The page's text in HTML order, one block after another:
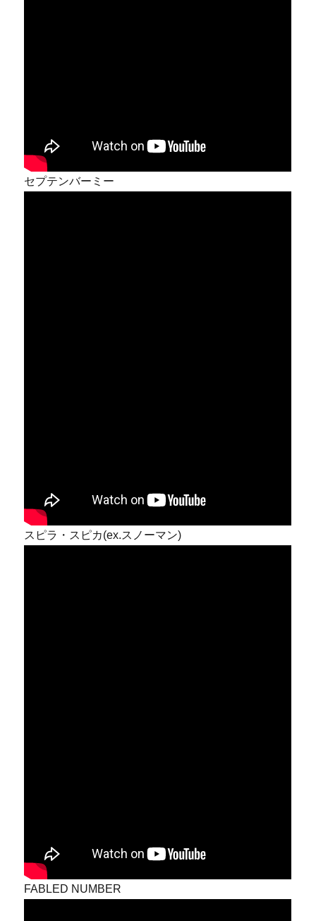
セプテンバーミー
スピラ・スピカ(ex.スノーマン)
FABLED NUMBER